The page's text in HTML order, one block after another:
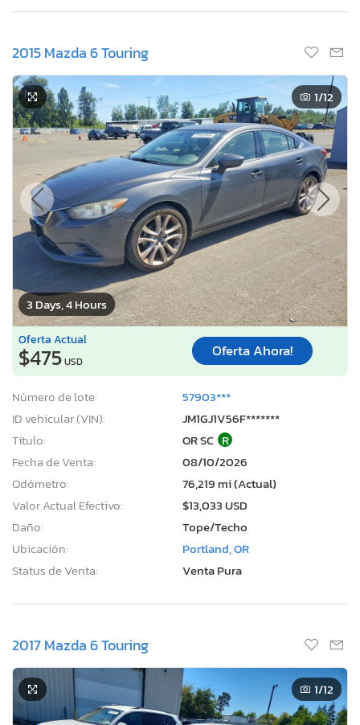
2015 Mazda 6 Touring
3 Days, 4 Hours
1/12
Oferta Actual
$475USD
Oferta Ahora!
Número de lote:
57903***
ID vehicular (VIN):
JM1GJ1V56F*******
Título:
OR SC R
Fecha de Venta:
08/10/2026
Odómetro:
76,219 mi (Actual)
Valor Actual Efectivo:
$13,033 USD
Daño:
Tope/Techo
Ubicación:
Portland, OR
Status de Venta:
Venta Pura
2017 Mazda 6 Touring
1/12